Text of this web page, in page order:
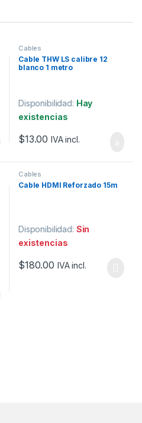
Cables
Cable THW LS calibre 12
blanco 1 metro
Disponibilidad: Hay
existencias
$13.00 IVA incl.
Cables
Cable HDMI Reforzado 15m
Disponibilidad: Sin
existencias
$180.00 IVA incl.